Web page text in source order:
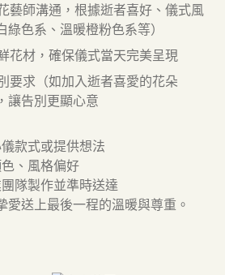
藝師溝通，根據逝者喜好、儀式風
綠色系、溫暖橙粉色系等）
花材，確保儀式當天完美呈現
要求（如加入逝者喜愛的花朵
讓告別更顯心意
款式或提供想法
、風格偏好
隊製作並準時送達
愛送上最後一程的溫暖與尊重。